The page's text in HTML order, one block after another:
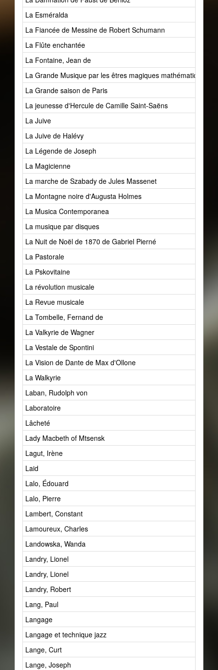
La Esméralda
La Fiancée de Messine de Robert Schumann
La Flûte enchantée
La Fontaine, Jean de
La Grande Musique par les êtres magiques mathématiques
La Grande saison de Paris
La jeunesse d'Hercule de Camille Saint-Saëns
La Juive
La Juive de Halévy
La Légende de Joseph
La Magicienne
La marche de Szabady de Jules Massenet
La Montagne noire d'Augusta Holmes
La Musica Contemporanea
La musique par disques
La Nuit de Noël de 1870 de Gabriel Pierné
La Pastorale
La Pskovitaine
La révolution musicale
La Revue musicale
La Tombelle, Fernand de
La Valkyrie de Wagner
La Vestale de Spontini
La Vision de Dante de Max d'Ollone
La Walkyrie
Laban, Rudolph von
Laboratoire
Lâcheté
Lady Macbeth of Mtsensk
Lagut, Irène
Laid
Lalo, Édouard
Lalo, Pierre
Lambert, Constant
Lamoureux, Charles
Landowska, Wanda
Landry, Lionel
Landry, Lionel
Landry, Robert
Lang, Paul
Langage
Langage et technique jazz
Lange, Curt
Lange, Joseph